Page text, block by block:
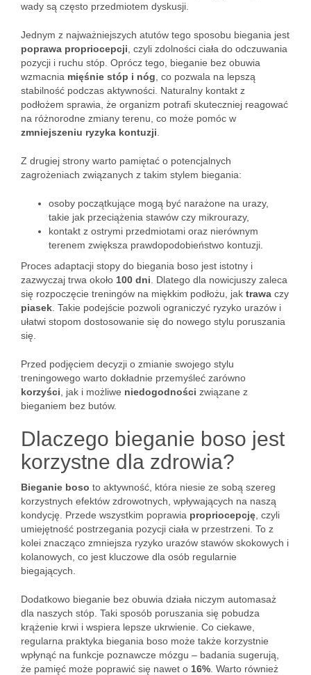
wady są często przedmiotem dyskusji.
Jednym z najważniejszych atutów tego sposobu biegania jest
poprawa propriocepcji , czyli zdolności ciała do odczuwania
pozycji i ruchu stóp. Oprócz tego, bieganie bez obuwia
wzmacnia mięśnie stóp i nóg , co pozwala na lepszą
stabilność podczas aktywności. Naturalny kontakt z
podłożem sprawia, że organizm potrafi skuteczniej reagować
na różnorodne zmiany terenu, co może pomóc w
zmniejszeniu ryzyka kontuzji
Z drugiej strony warto pamiętać o potencjalnych
zagrożeniach związanych z takim stylem biegania:
osoby początkujące mogą być narażone na urazy,
takie jak przeciążenia stawów czy mikrourazy,
kontakt z ostrymi przedmiotami oraz nierównym
terenem zwiększa prawdopodobieństwo kontuzji.
Proces adaptacji stopy do biegania boso jest istotny i
zazwyczaj trwa około 100 dni . Dlatego dla nowicjuszy zaleca
się rozpoczęcie treningów na miękkim podłożu, jak trawa czy
piasek . Takie podejście pozwoli ograniczyć ryzyko urazów i
ułatwi stopom dostosowanie się do nowego stylu poruszania
się.
Przed podjęciem decyzji o zmianie swojego stylu
treningowego warto dokładnie przemyśleć zarówno
korzyści , jak i możliwe niedogodności związane z
bieganiem bez butów.
Dlaczego bieganie boso jest
korzystne dla zdrowia?
Bieganie boso to aktywność, która niesie ze sobą szereg
korzystnych efektów zdrowotnych, wpływających na naszą
kondycję. Przede wszystkim poprawia propriocepcję , czyli
umiejętność postrzegania pozycji ciała w przestrzeni. To z
kolei znacząco zmniejsza ryzyko urazów stawów skokowych i
kolanowych, co jest kluczowe dla osób regularnie
biegających.
Dodatkowo bieganie bez obuwia działa niczym automasaż
dla naszych stóp. Taki sposób poruszania się pobudza
krążenie krwi i wspiera lepsze ukrwienie. Co ciekawe,
regularna praktyka biegania boso może także korzystnie
wpłynąć na funkcje poznawcze mózgu – badania sugerują,
że pamięć może poprawić się nawet o 16% . Warto również